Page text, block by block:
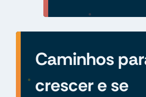
Caminhos
crescer e se